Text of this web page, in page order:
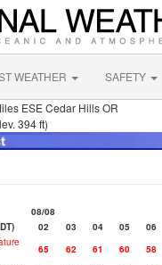
WEATHER SAFETY
ESE Cedar Hills OR
394 ft)
08/08
02 03 04 05 06
65 62 61 60 58